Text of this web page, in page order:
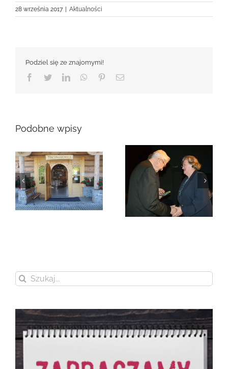
28 września 2017 Aktualności
Podziel się ze znajomymi!
Facebook
TwitterLinkedInWhatsApp
PinterestEmail
Podobne wpisy
Zmarła Genowefa
Sikora
Zmarła Wanda
Czubernatowa
Szukaj